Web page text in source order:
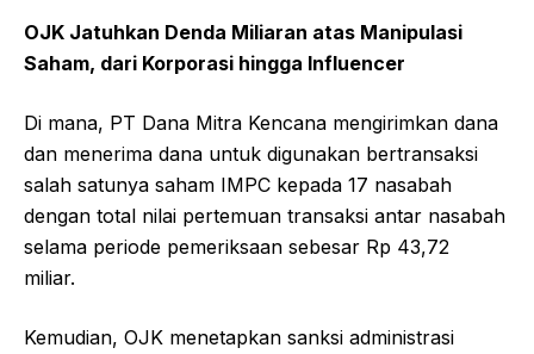
OJK Jatuhkan Denda Miliaran atas Manipulasi
Saham, dari Korporasi hingga Influencer
Di mana, PT Dana Mitra Kencana mengirimkan dana
dan menerima dana untuk digunakan bertransaksi
salah satunya saham IMPC kepada 17 nasabah
dengan total nilai pertemuan transaksi antar nasabah
selama periode pemeriksaan sebesar Rp 43,72
miliar.
Kemudian, OJK menetapkan sanksi administrasi